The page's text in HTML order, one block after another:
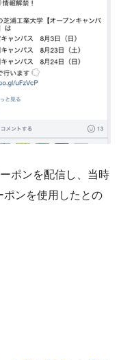
ポンを配信し、当時
ンを使用したとの